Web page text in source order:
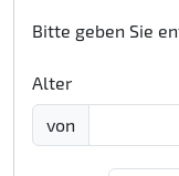
Bitte geben Sie
Alter
von